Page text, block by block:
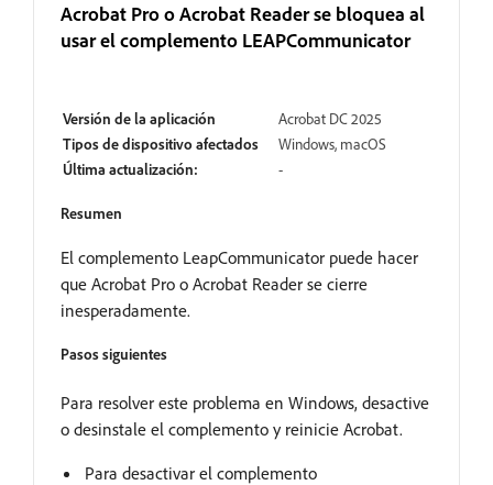
Acrobat Pro o Acrobat Reader se bloquea al
usar el complemento LEAPCommunicator
Versión de la aplicación
Acrobat DC 2025
Tipos de dispositivo afectados
Windows, macOS
Última actualización:
-
Resumen
El complemento LeapCommunicator puede hacer
que Acrobat Pro o Acrobat Reader se cierre
inesperadamente.
Pasos siguientes
Para resolver este problema en Windows, desactive
o desinstale el complemento y reinicie Acrobat.
Para desactivar el complemento